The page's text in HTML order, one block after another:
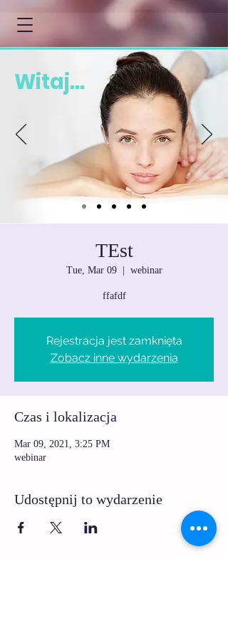
Witaj...
TEst
Tue, Mar 09
  |
webinar
ffafdf
Rejestracja jest zamknięta
Zobacz inne wydarzenia
Czas i lokalizacja
Mar 09, 2021, 3:25 PM
webinar
Udostępnij to wydarzenie